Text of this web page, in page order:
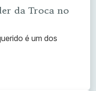
da Troca no
é um dos